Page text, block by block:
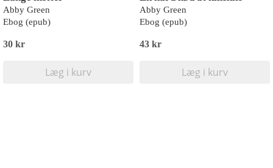
Abby Green
Ebog (epub)
30 kr
Læg i kurv
Abby Green
Ebog (epub)
43 kr
Læg i kurv